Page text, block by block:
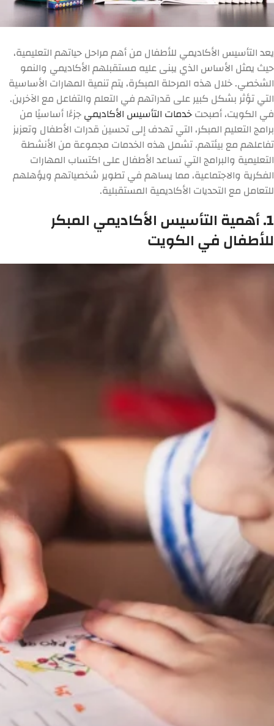
يعد التأسيس الأكاديمي للأطفال من أهم مراحل حياتهم التعليمية،
حيث يمثل الأساس الذي يبنى عليه مستقبلهم الأكاديمي والنمو
الشخصي. خلال هذه المرحلة المبكرة، يتم تنمية المهارات الأساسية
التي تؤثر بشكل كبير على قدراتهم في التعلم والتفاعل مع الآخرين.
في الكويت، أصبحتخدمات التأسيس الأكاديميجزءًا أساسيًا من
برامج التعليم المبكر، التي تهدف إلى تحسين قدرات الأطفال وتعزيز
تفاعلهم مع بيئتهم. تشمل هذه الخدمات مجموعة من الأنشطة
التعليمية والبرامج التي تساعد الأطفال على اكتساب المهارات
الفكرية والاجتماعية، مما يساهم في تطوير شخصياتهم ويؤهلهم
للتعامل مع التحديات الأكاديمية المستقبلية.
1. أهمية التأسيس الأكاديمي المبكر
للأطفال في الكويت